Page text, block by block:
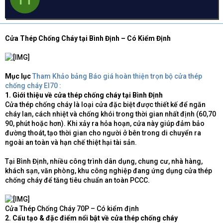
d
s
t
a
t
e
i
Cửa Thép Chống Cháy tại Bình Định – Có Kiểm Định
Mục lụcTham Khảo bảng Báo giá hoàn thiện trọn bộ cửa thép
chống cháy EI70 :
1. Giới thiệu về cửa thép chống cháy tại Bình Định
Cửa thép chống cháy là loại cửa đặc biệt được thiết kế để ngăn
cháy lan, cách nhiệt và chống khói trong thời gian nhất định (60,70
90, phút hoặc hơn). Khi xảy ra hỏa hoạn, cửa này giúp đảm bảo
đường thoát, tạo thời gian cho người ở bên trong di chuyển ra
ngoài an toàn và hạn chế thiệt hại tài sản.
Tại Bình Định, nhiều công trình dân dụng, chung cư, nhà hàng,
khách sạn, văn phòng, khu công nghiệp đang ứng dụng cửa thép
chống cháy để tăng tiêu chuẩn an toàn PCCC.
Cửa Thép Chống Cháy 70P – Có kiểm định
2. Cấu tạo & đặc điểm nổi bật về cửa thép chống cháy